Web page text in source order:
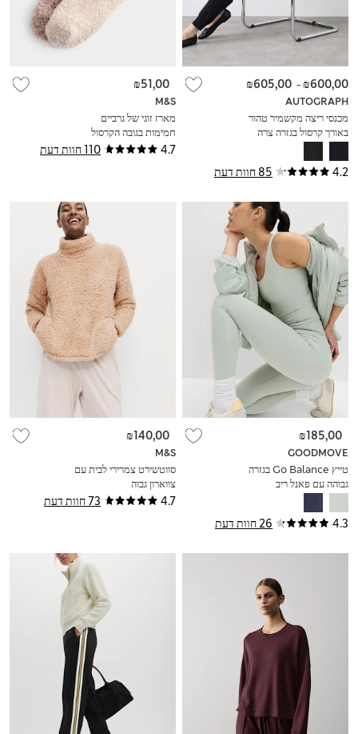
4.2 85 חוות דעת
AUTOGRAPH
מכנסי ריצה מקשמיר טהור
באורך קרסול בגזרה צרה
₪600,00
-
₪605,00
4.7 110 חוות דעת
M&S
מארז זוגי של גרביים
חמימות בגובה הקרסול
₪51,00
4.3 26 חוות דעת
GOODMOVE
טייץ Go Balance בגזרה
גבוהה עם פאנל ריב
₪185,00
4.7 73 חוות דעת
M&S
סווטשירט צמרירי לבית עם
צווארון גבוה
₪140,00